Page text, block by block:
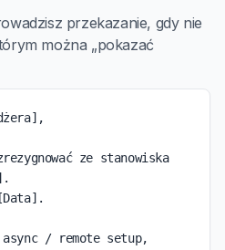
przekazanie, gdy nie
można „pokazać
ze stanowiska
async / remote setup,